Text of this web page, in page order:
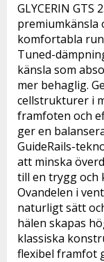
GLYCERIN
premiumkänsla
komfortabla
Tuned-
känsla som
mer behaglig.
cellstrukturer i
framfoten och
ger en
GuideRails-
att minska
till en trygg och
Ovandelen i
naturligt sätt
hälen skapas
klassiska
flexibel framfot